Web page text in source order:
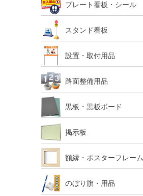
プレート看板・シール
スタンド看板
設置・取付用品
路面整備用品
黒板・黒板ボード
掲示板
額縁・ポスターフレーム
のぼり旗・用品